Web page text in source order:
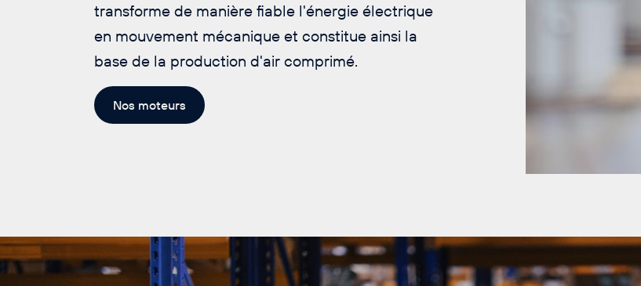
transforme de manière fiable l'énergie électrique
en mouvement mécanique et constitue ainsi la
base de la production d'air comprimé.
Nos moteurs